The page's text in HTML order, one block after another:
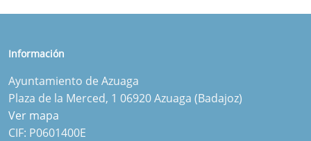
Información
Ayuntamiento de Azuaga
Plaza de la Merced, 1 06920 Azuaga (Badajoz)
Ver mapa
CIF: P0601400E